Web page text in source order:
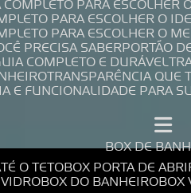
PARA ESCOLHER O
PARA ESCOLHER O
PRECISA SABER PORTÃO
COMPLETO E DURÁVEL
TRANSPARÊNCIA
E FUNCIONALIDADE PARA
BOX DE
O TETO BOX PORTA DE
BOX DO BANHEIRO